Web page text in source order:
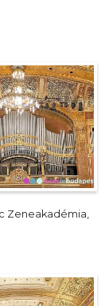
Zeneakadémia,